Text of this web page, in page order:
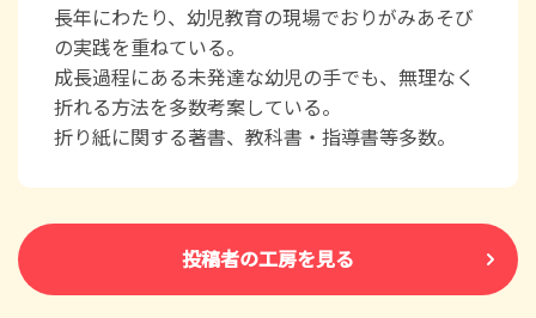
長年にわたり、幼児教育の現場でおりがみあそび
の実践を重ねている。
成長過程にある未発達な幼児の手でも、無理なく
折れる方法を多数考案している。
折り紙に関する著書、教科書・指導書等多数。
投稿者の工房を見る